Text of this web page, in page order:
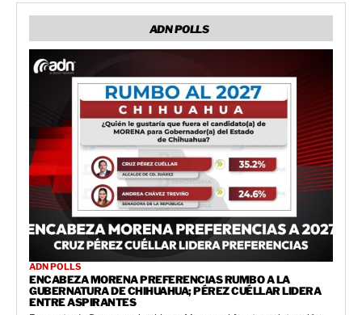
ADN POLLS
ADN POLLS
ENCABEZA MORENA PREFERENCIAS RUMBO A LA
GUBERNATURA DE CHIHUAHUA; PÉREZ CUÉLLAR LIDERA
ENTRE ASPIRANTES